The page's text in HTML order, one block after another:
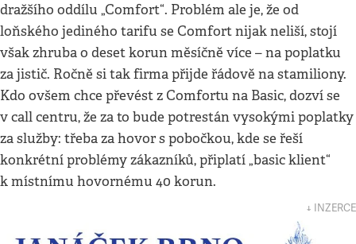
dražšího oddílu „Comfort“. Problém ale je, že od
loňského jediného tarifu se Comfort nijak neliší, stojí
však zhruba o deset korun měsíčně více – na poplatku
za jistič. Ročně si tak firma přijde řádově na stamiliony.
Kdo ovšem chce převést z Comfortu na Basic, dozví se
v call centru, že za to bude potrestán vysokými poplatky
za služby: třeba za hovor s pobočkou, kde se řeší
konkrétní problémy zákazníků, připlatí „basic klient“
k místnímu hovornému 40 korun.
↓ INZERCE